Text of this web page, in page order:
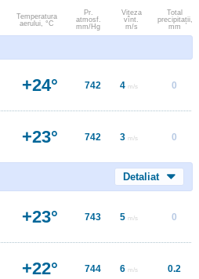
Temperatura
aerului, °C
Pr.
atmosf.
mm/Hg
Viteza
vînt.
m/s
Total
precipitații,
mm
+24° 742 4 m/s 0
+23° 742 3 m/s 0
Detaliat
+23° 743 5 m/s 0
+22° 744 6 m/s 0.2